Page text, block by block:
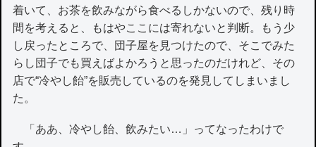
着いて、お茶を飲みながら食べるしかないので、残り時
間を考えると、もはやここには寄れないと判断。もう少
し戻ったところで、団子屋を見つけたので、そこでみた
らし団子でも買えばよかろうと思ったのだけれど、その
店で“冷やし飴”を販売しているのを発見してしまいまし
た。
「ああ、冷やし飴、飲みたい…」ってなったわけで